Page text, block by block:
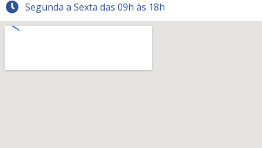
Segunda a Sexta das 09h às 18h